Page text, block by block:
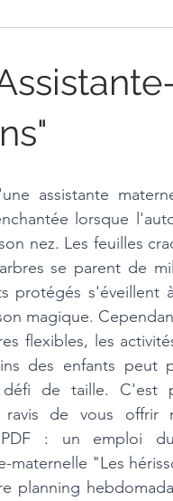
assistante
lorsque
nez. Les feuilles
se parent de
protégés s'éveillent
magique.
flexibles, les
des enfants peut
de taille. C'est
ravis de vous offrir
PDF : un emploi
maternelle "Les
planning